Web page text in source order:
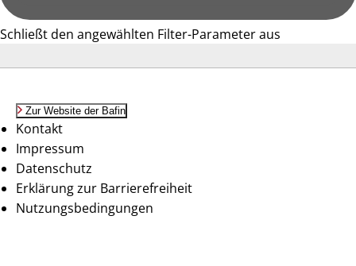
Schließt den angewählten Filter-Parameter aus
Zur Website der Bafin
Kontakt
Impressum
Datenschutz
Erklärung zur Barrierefreiheit
Nutzungsbedingungen